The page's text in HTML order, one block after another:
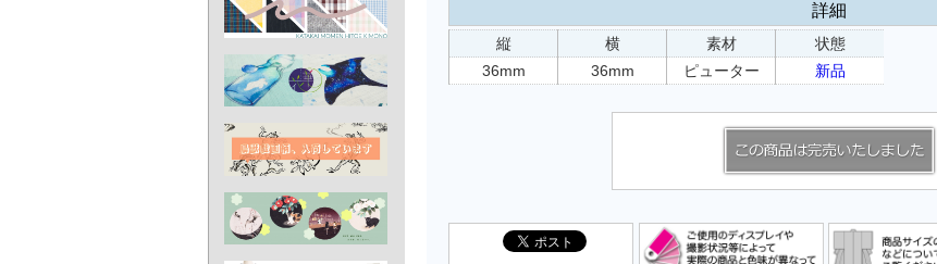
詳細
縦
36mm
横
36mm
素材
ピューター
状態
新品